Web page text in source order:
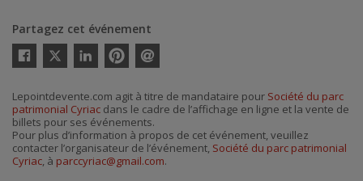
Partagez cet événement
Twitter
courriel
Lepointdevente.com agit à titre de mandataire pour Société du parc
patrimonial Cyriac dans le cadre de l’affichage en ligne et la vente de
billets pour ses événements.
Pour plus d’information à propos de cet événement, veuillez
contacter l’organisateur de l’événement, Société du parc patrimonial
Cyriac, à parccyriac@gmail.com.